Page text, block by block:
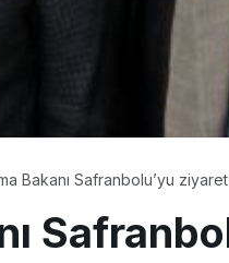
Bakanı Safranbolu’yu